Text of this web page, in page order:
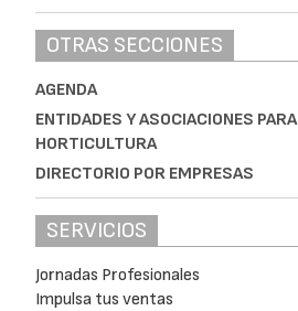
OTRAS SECCIONES
AGENDA
ENTIDADES Y ASOCIACIONES PARA
HORTICULTURA
DIRECTORIO POR EMPRESAS
SERVICIOS
Jornadas Profesionales
Impulsa tus ventas